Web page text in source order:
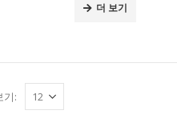
더 보기
기: